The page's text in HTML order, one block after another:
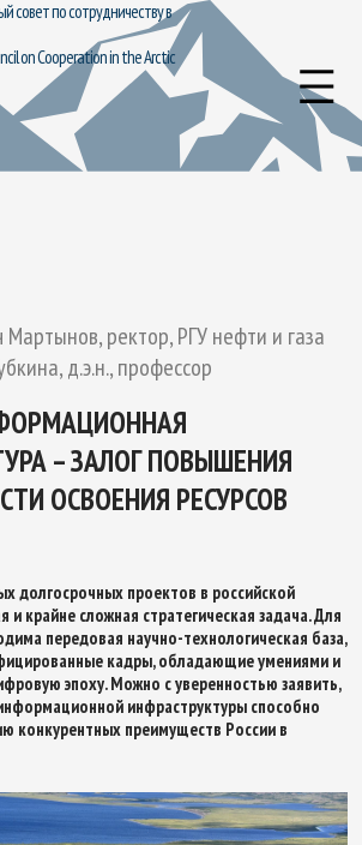
по сотрудничеству в
on Cooperation in the Arctic
Мартынов, ректор, РГУ нефти и газа
д.э.н., профессор
– ЗАЛОГ ПОВЫШЕНИЯ
ОСВОЕНИЯ РЕСУРСОВ
долгосрочных проектов в российской
и крайне сложная стратегическая задача. Для
передовая научно-технологическая база,
кадры, обладающие умениями и
эпоху. Можно с уверенностью заявить,
инфраструктуры способно
конкурентных преимуществ России в